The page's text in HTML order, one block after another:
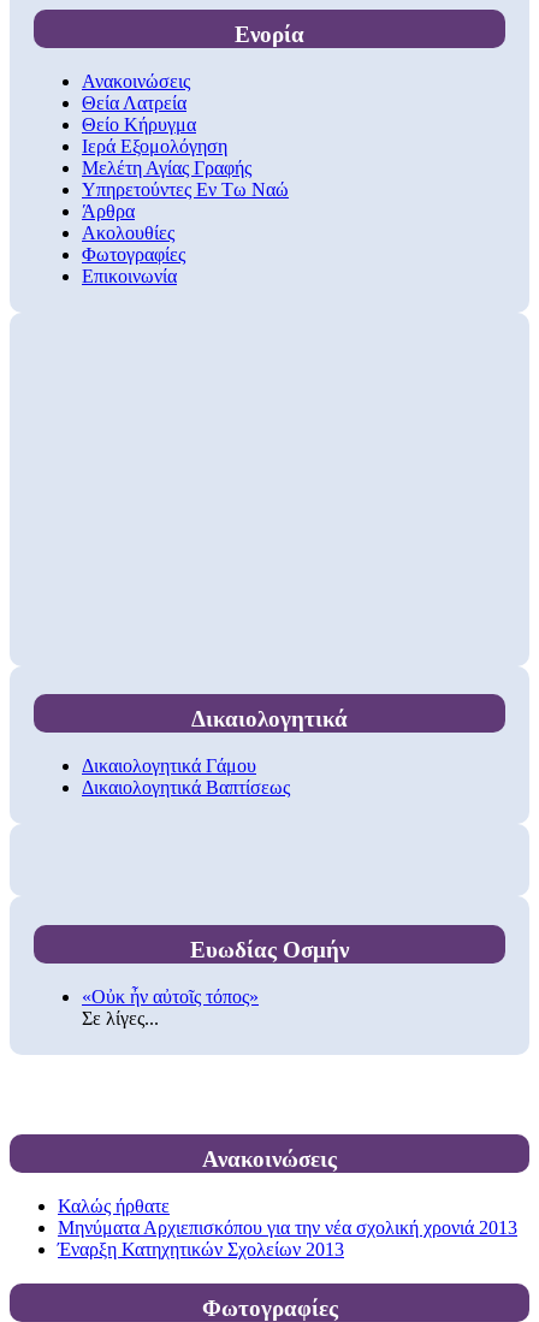
Ενορία
Ανακοινώσεις
Θεία Λατρεία
Θείο Κήρυγμα
Ιερά Εξομολόγηση
Μελέτη Αγίας Γραφής
Υπηρετούντες Εν Τω Ναώ
Άρθρα
Ακολουθίες
Φωτογραφίες
Επικοινωνία
Δικαιολογητικά
Δικαιολογητικά Γάμου
Δικαιολογητικά Βαπτίσεως
Ευωδίας Οσμήν
«Οὐκ ἦν αὐτοῖς τόπος»
Σε λίγες...
Ανακοινώσεις
Καλώς ήρθατε
Μηνύματα Αρχιεπισκόπου για την νέα σχολική χρονιά 2013
Έναρξη Κατηχητικών Σχολείων 2013
Φωτογραφίες